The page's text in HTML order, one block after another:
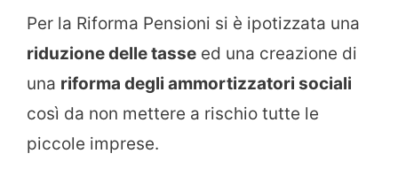
Per la Riforma Pensioni si è ipotizzata una
riduzione delle tasse ed una creazione di
una riforma degli ammortizzatori sociali
così da non mettere a rischio tutte le
piccole imprese.